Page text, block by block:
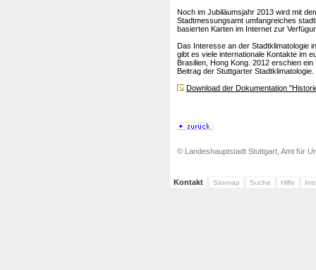
Noch im Jubiläumsjahr 2013 wird mit
Stadtmessungsamt umfangreiches
basierten Karten im Internet zur
Das Interesse an der Stadtklimatologie
gibt es viele internationale Kontakte im
Brasilien, Hong Kong. 2012 erschien
Beitrag der Stuttgarter Stadtklimatologie.
Download der Dokumentation
© Landeshauptstadt Stuttgart, Amt für
Kontakt Sitemap Suche Hilfe